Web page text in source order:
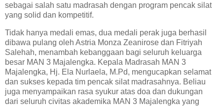
sebagai salah satu madrasah dengan program pencak silat
yang solid dan kompetitif.
Tidak hanya medali emas, dua medali perak juga berhasil
dibawa pulang oleh Astria Monza Zeanirose dan Fitriyah
Salehah, menambah kebanggaan bagi seluruh keluarga
besar MAN 3 Majalengka. Kepala Madrasah MAN 3
Majalengka, Hj. Ela Nurlaela, M.Pd, mengucapkan selamat
dan sukses kepada tim pencak silat madrasahnya. Beliau
juga menyampaikan rasa syukur atas doa dan dukungan
dari seluruh civitas akademika MAN 3 Majalengka yang